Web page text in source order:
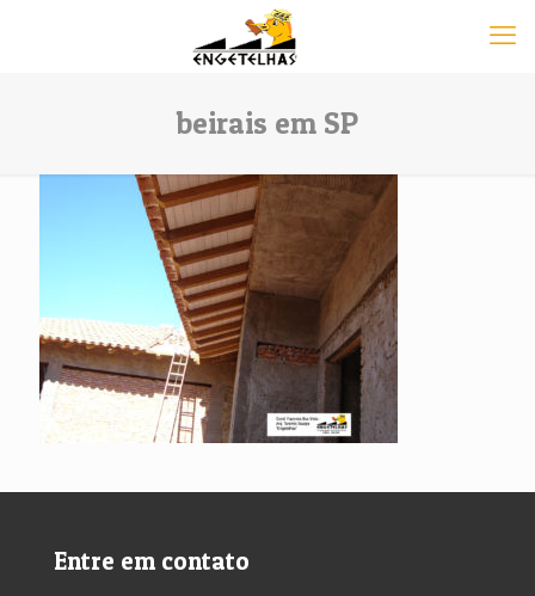
beirais em SP
Entre em contato